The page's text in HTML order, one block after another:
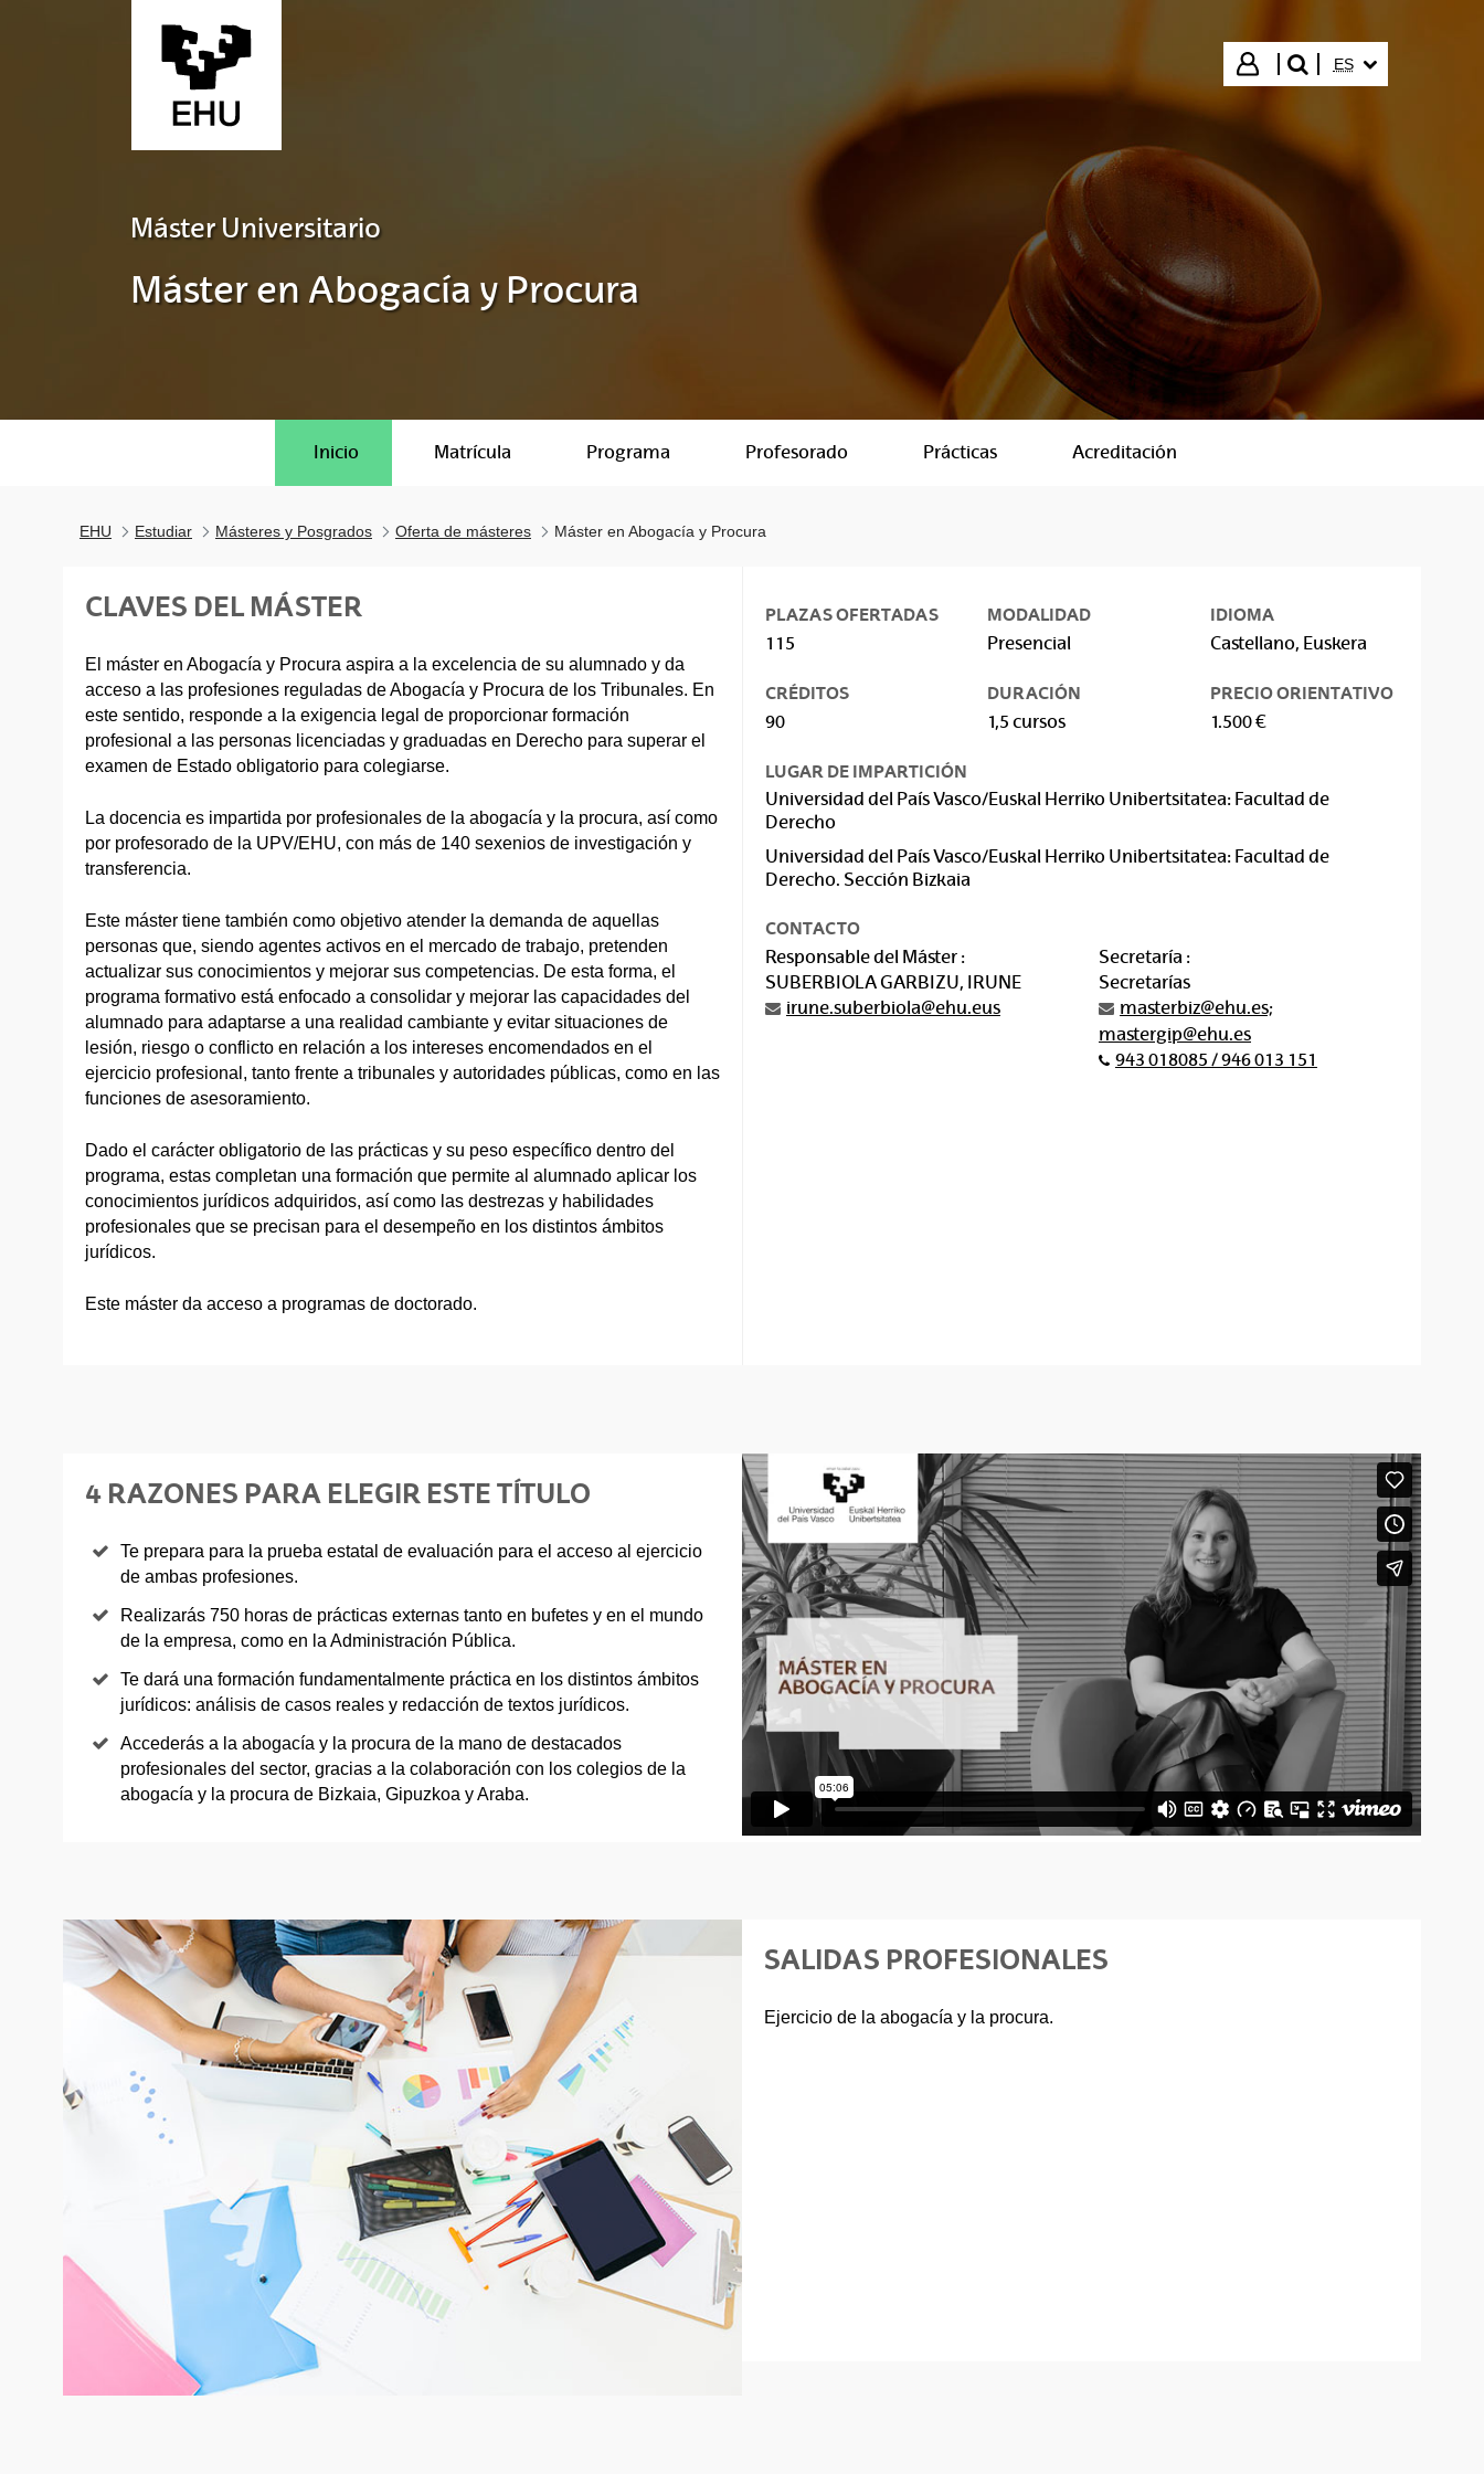
Iniciar sesión
buscar"
ES
Máster Universitario
Máster en Abogacía y Procura
Inicio Matrícula Programa Profesorado Prácticas Acreditación
EHU Estudiar Másteres y Posgrados Oferta de másteres Máster en Abogacía y Procura
CLAVES DEL MÁSTER
El máster en Abogacía y Procura aspira a la excelencia de su alumnado y da
acceso a las profesiones reguladas de Abogacía y Procura de los Tribunales. En
este sentido, responde a la exigencia legal de proporcionar formación
profesional a las personas licenciadas y graduadas en Derecho para superar el
examen de Estado obligatorio para colegiarse.
La docencia es impartida por profesionales de la abogacía y la procura, así como
por profesorado de la UPV/EHU, con más de 140 sexenios de investigación y
transferencia.
Este máster tiene también como objetivo atender la demanda de aquellas
personas que, siendo agentes activos en el mercado de trabajo, pretenden
actualizar sus conocimientos y mejorar sus competencias. De esta forma, el
programa formativo está enfocado a consolidar y mejorar las capacidades del
alumnado para adaptarse a una realidad cambiante y evitar situaciones de
lesión, riesgo o conflicto en relación a los intereses encomendados en el
ejercicio profesional, tanto frente a tribunales y autoridades públicas, como en las
funciones de asesoramiento.
Dado el carácter obligatorio de las prácticas y su peso específico dentro del
programa, estas completan una formación que permite al alumnado aplicar los
conocimientos jurídicos adquiridos, así como las destrezas y habilidades
profesionales que se precisan para el desempeño en los distintos ámbitos
jurídicos.
Este máster da acceso a programas de doctorado.
PLAZAS OFERTADAS
115
MODALIDAD
Presencial
IDIOMA
Castellano, Euskera
CRÉDITOS
90
DURACIÓN
1,5 cursos
PRECIO ORIENTATIVO
1.500 €
LUGAR DE IMPARTICIÓN
Universidad del País Vasco/Euskal Herriko Unibertsitatea: Facultad de
Derecho
Universidad del País Vasco/Euskal Herriko Unibertsitatea: Facultad de
Derecho. Sección Bizkaia
CONTACTO
Responsable del Máster :
SUBERBIOLA GARBIZU, IRUNE
irune.suberbiola@ehu.eus
Secretaría :
Secretarías
masterbiz@ehu.es;
mastergip@ehu.es
943 018085 / 946 013 151
4 RAZONES PARA ELEGIR ESTE TÍTULO
Te prepara para la prueba estatal de evaluación para el acceso al ejercicio
de ambas profesiones.
Realizarás 750 horas de prácticas externas tanto en bufetes y en el mundo
de la empresa, como en la Administración Pública.
Te dará una formación fundamentalmente práctica en los distintos ámbitos
jurídicos: análisis de casos reales y redacción de textos jurídicos.
Accederás a la abogacía y la procura de la mano de destacados
profesionales del sector, gracias a la colaboración con los colegios de la
abogacía y la procura de Bizkaia, Gipuzkoa y Araba.
SALIDAS PROFESIONALES
Ejercicio de la abogacía y la procura.